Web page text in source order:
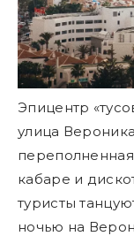
Эпицентр
улица
кабаре и
туристы
ночью на